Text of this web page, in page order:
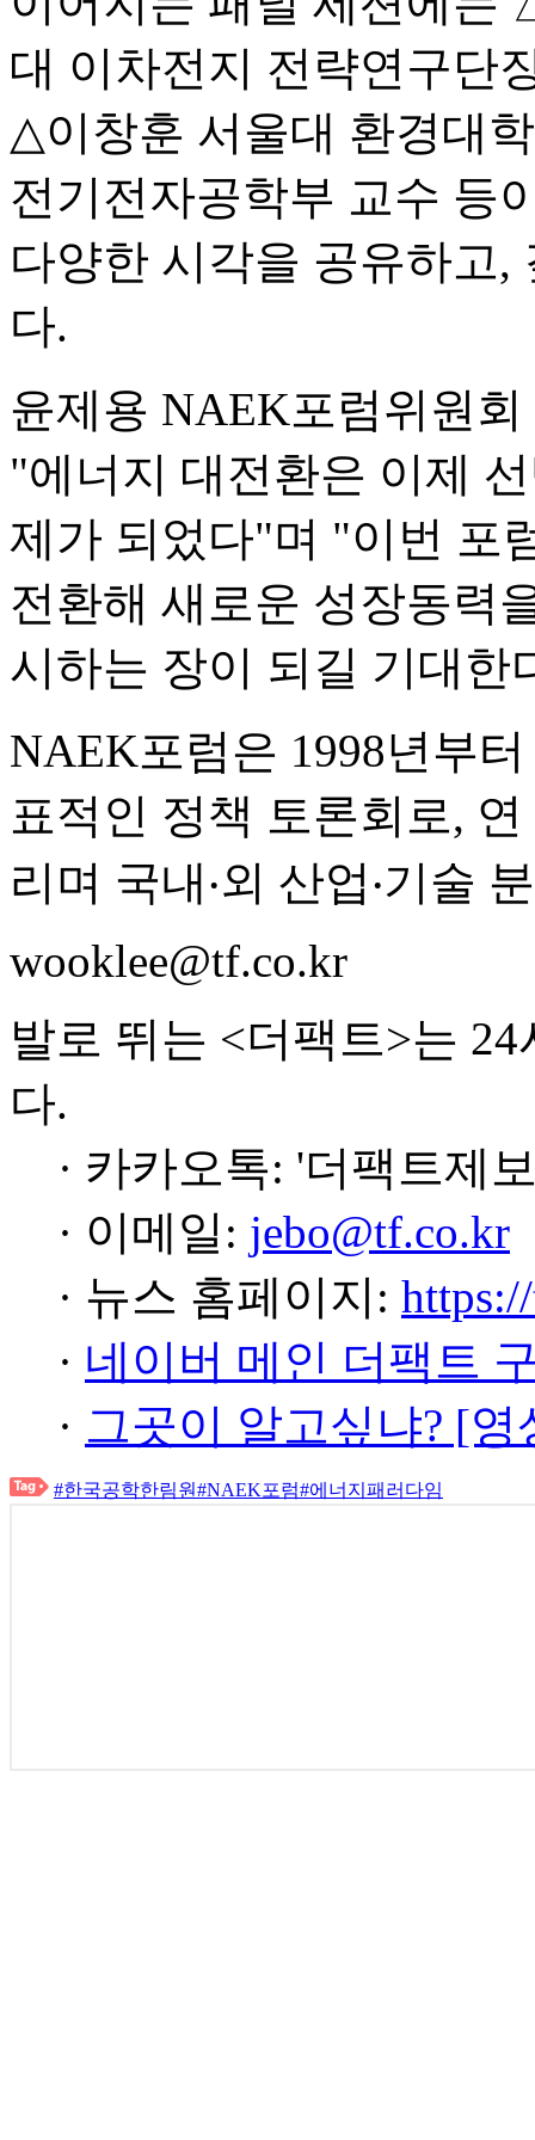
대 이차전지 전략연구단
△이창훈 서울대 환경대
전기전자공학부 교수 등
다양한 시각을 공유하고,
다.
윤제용 NAEK포럼위원
"에너지 대전환은 이제
제가 되었다"며 "이번 포
전환해 새로운 성장동력
시하는 장이 되길 기대한
NAEK포럼은 1998년부
표적인 정책 토론회로,
리며 국내‧외 산업‧기술
wooklee@tf.co.kr
발로 뛰는 <더팩트>는
다.
· 카카오톡: '더팩트제
· 이메일: jebo@tf.co.kr
· 뉴스 홈페이지:
· 네이버 메인 더팩트
· 그곳이 알고싶냐? [
#한국공학한림원#NAEK포럼#에너지패러다임